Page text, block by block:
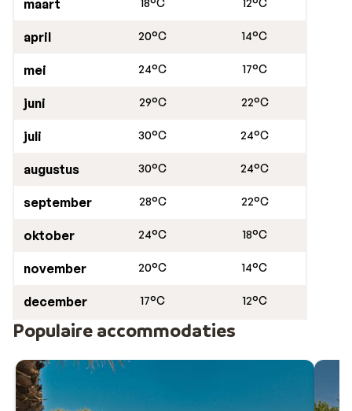
maart
april 20°C 14°C
mei 24°C 17°C
juni 29°C 22°C
juli 30°C 24°C
augustus 30°C 24°C
september 28°C 22°C
oktober 24°C 18°C
november 20°C 14°C
december 17°C 12°C
Populaire accommodaties